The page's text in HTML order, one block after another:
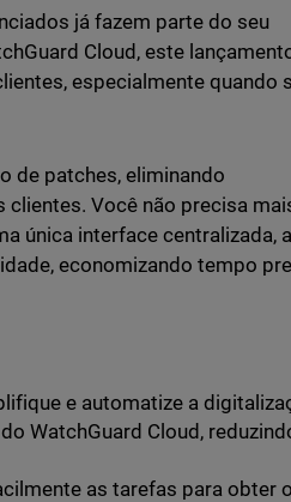
já fazem parte do seu
Cloud, este
especialmente quando
de patches, eliminando
Você não precisa
única interface centralizada,
economizando tempo
e automatize a
WatchGuard Cloud,
as tarefas para obter